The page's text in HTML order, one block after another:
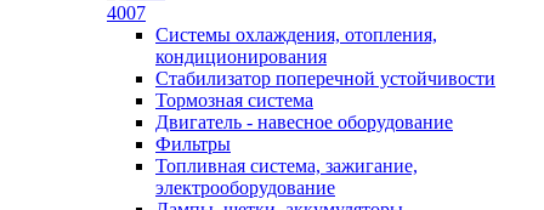
4007
Системы охлаждения, отопления,
кондиционирования
Стабилизатор поперечной устойчивости
Тормозная система
Двигатель - навесное оборудование
Фильтры
Топливная система, зажигание,
электрооборудование